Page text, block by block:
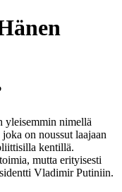
yleisemmin nimellä
on noussut laajaan
kentillä.
mutta erityisesti
Vladimir Putiniin.